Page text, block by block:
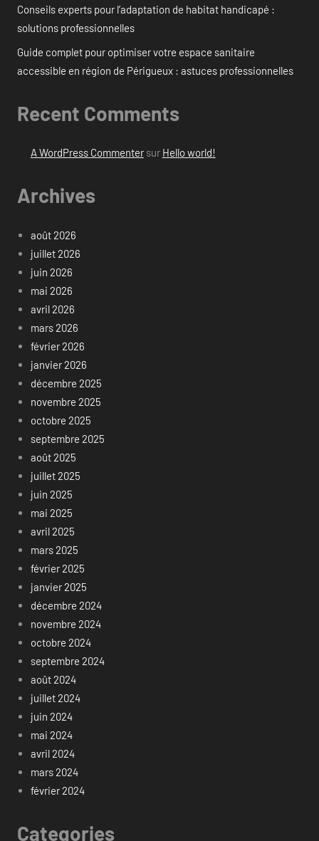
Conseils experts pour l’adaptation de habitat handicapé :
solutions professionnelles
Guide complet pour optimiser votre espace sanitaire
accessible en région de Périgueux : astuces professionnelles
Recent Comments
A WordPress Commentersur Hello world!
Archives
août 2026
juillet 2026
juin 2026
mai 2026
avril 2026
mars 2026
février 2026
janvier 2026
décembre 2025
novembre 2025
octobre 2025
septembre 2025
août 2025
juillet 2025
juin 2025
mai 2025
avril 2025
mars 2025
février 2025
janvier 2025
décembre 2024
novembre 2024
octobre 2024
septembre 2024
août 2024
juillet 2024
juin 2024
mai 2024
avril 2024
mars 2024
février 2024
Categories